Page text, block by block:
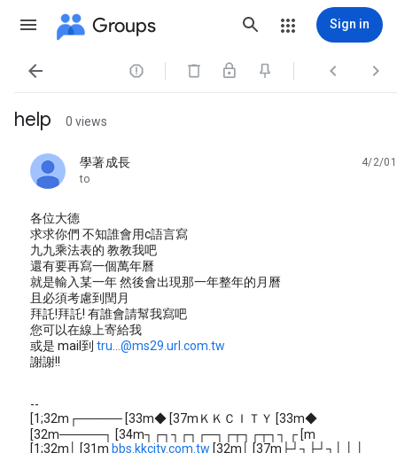
Groups Sign in
   
help 0 views
學著成長
unread,
4/2/01
to
各位大德
求求你們 不知誰會用c語言寫
九九乘法表的 教教我吧
還有要再寫一個萬年曆
就是輸入某一年 然後會出現那一年整年的月曆
且必須考慮到閏月
拜託!拜託! 有誰會請幫我寫吧
您可以在線上寄給我
或是 mail到 tru...@ms29.url.com.tw
謝謝!!
--
[1;32m┌───── [33m◆ [37mＫＫＣＩＴＹ [33m◆
[32m─────┐ [34m┐┌┐┐┌┐┌─┐┌┬┐┌┬┐┐ ┌ [m
[1;32m│ [31m bbs.kkcity.com.tw [32m│ [37m├┘┐├┘┐│ │ │